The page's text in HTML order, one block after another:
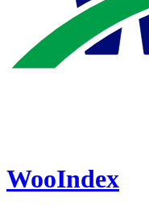
WooIndex